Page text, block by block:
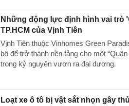
Những động lực định hình vai trò
TP.HCM của Vịnh Tiên
Vịnh Tiên thuộc Vinhomes Green
bộ để trở thành nền tảng cho một
trong kỷ nguyên vươn ra đại dương.
Loạt xe ô tô bị vật sắt nhọn gây